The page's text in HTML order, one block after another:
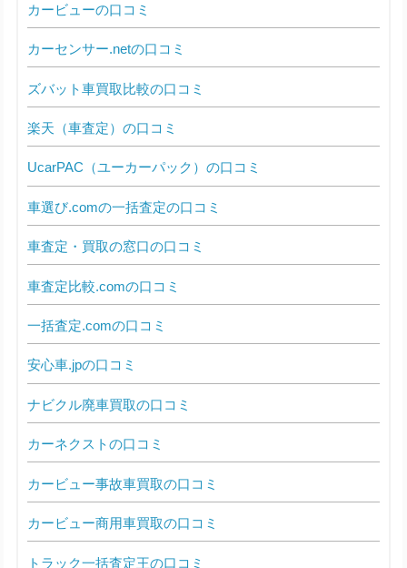
カービューの口コミ
カーセンサー.netの口コミ
ズバット車買取比較の口コミ
楽天（車査定）の口コミ
UcarPAC（ユーカーパック）の口コミ
車選び.comの一括査定の口コミ
車査定・買取の窓口の口コミ
車査定比較.comの口コミ
一括査定.comの口コミ
安心車.jpの口コミ
ナビクル廃車買取の口コミ
カーネクストの口コミ
カービュー事故車買取の口コミ
カービュー商用車買取の口コミ
トラック一括査定王の口コミ